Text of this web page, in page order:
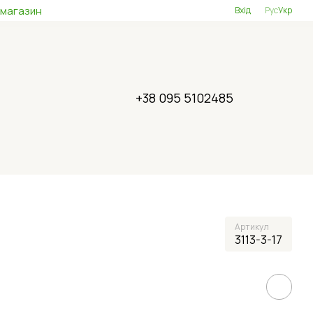
Вхід РусУкр
+38 095 5102485
Артикул
3113-3-17